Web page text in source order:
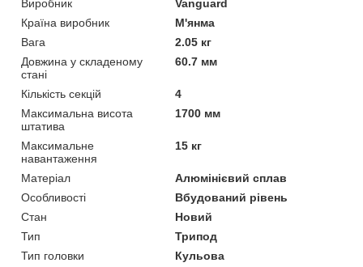
Виробник
Vanguard
Країна виробник
М'янма
Вага
2.05 кг
Довжина у складеному
стані
60.7 мм
Кількість секцій
4
Максимальна висота
штатива
1700 мм
Максимальне
навантаження
15 кг
Матеріал
Алюмінієвий сплав
Особливості
Вбудований рівень
Стан
Новий
Тип
Трипод
Тип головки
Кульова